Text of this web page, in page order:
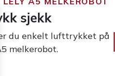
sjekk
du enkelt lufttrykket på
melkerobot.